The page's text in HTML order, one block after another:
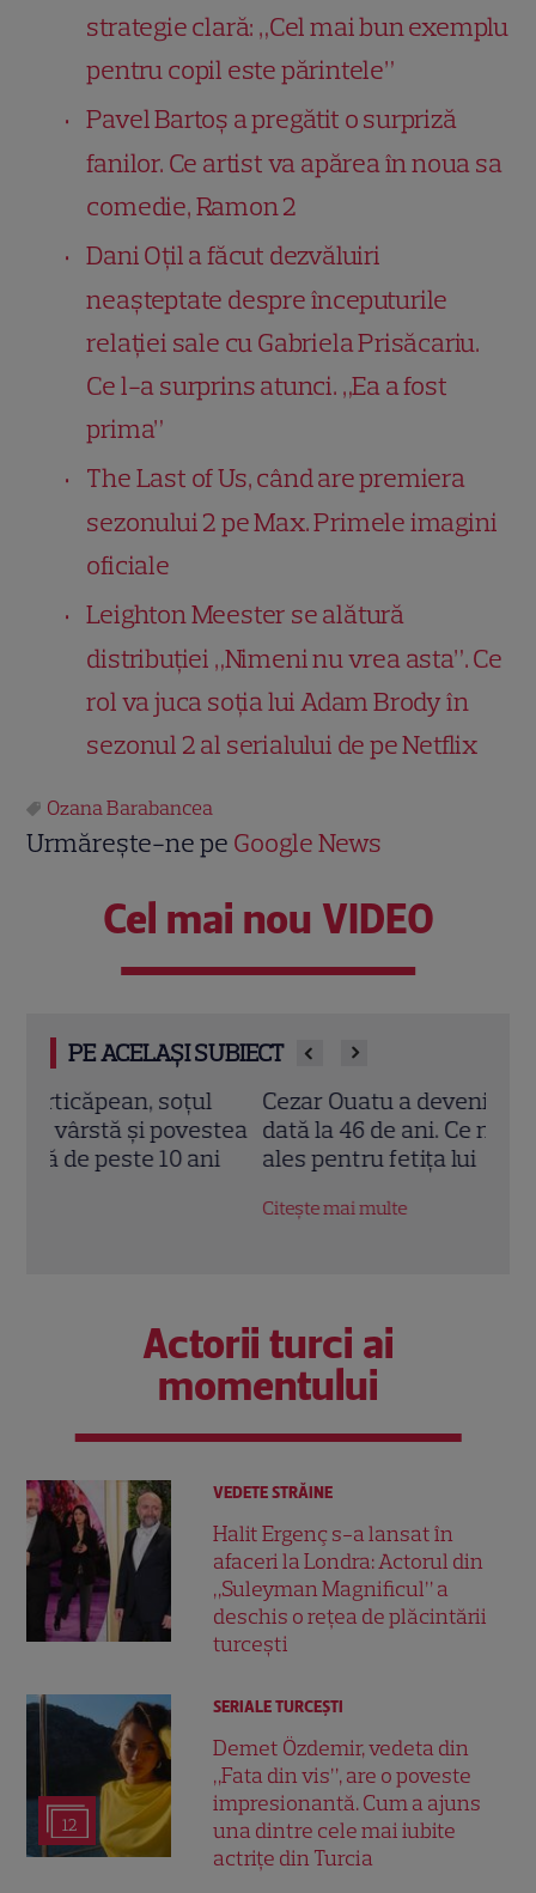
strategie clară: „Cel mai bun exemplu
pentru copil este părintele”
Pavel Bartoș a pregătit o surpriză
fanilor. Ce artist va apărea în noua sa
comedie, Ramon 2
Dani Oțil a făcut dezvăluiri
neașteptate despre începuturile
relației sale cu Gabriela Prisăcariu.
Ce l-a surprins atunci. „Ea a fost
prima”
The Last of Us, când are premiera
sezonului 2 pe Max. Primele imagini
oficiale
Leighton Meester se alătură
distribuției „Nimeni nu vrea asta”. Ce
rol va juca soția lui Adam Brody în
sezonul 2 al serialului de pe Netflix
Ozana Barabancea
Urmărește-ne pe Google News
Cel mai nou VIDEO
PE ACELAȘI SUBIECT
Cezar Ouatu a devenit tată pentru prima
dată la 46 de ani. Ce nume deosebit a
ales pentru fetița lui
Actorii turci ai
momentului
VEDETE STRĂINE
Halit Ergenç s-a lansat în
afaceri la Londra: Actorul din
„Suleyman Magnificul” a
deschis o rețea de plăcintării
turcești
12
SERIALE TURCEŞTI
Demet Özdemir, vedeta din
„Fata din vis”, are o poveste
impresionantă. Cum a ajuns
una dintre cele mai iubite
actrițe din Turcia